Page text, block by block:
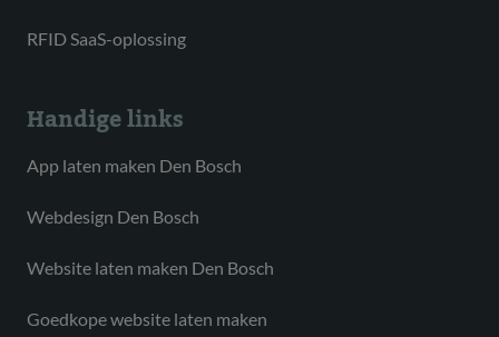
RFID SaaS-oplossing
Handige links
App laten maken Den Bosch
Webdesign Den Bosch
Website laten maken Den Bosch
Goedkope website laten maken